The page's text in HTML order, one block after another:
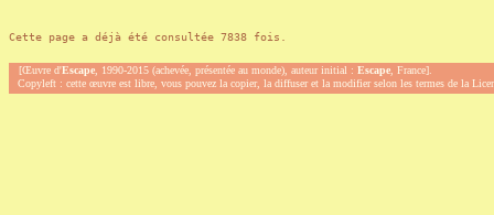
Cette page a déjà été consultée 7838 fois.
[Œuvre d'Escape, 1990-2015 (achevée, présentée au monde), auteur initial :Escape, France].
Copyleft : cette œuvre est libre, vous pouvez la copier, la diffuser et la modifier selon les termes de la